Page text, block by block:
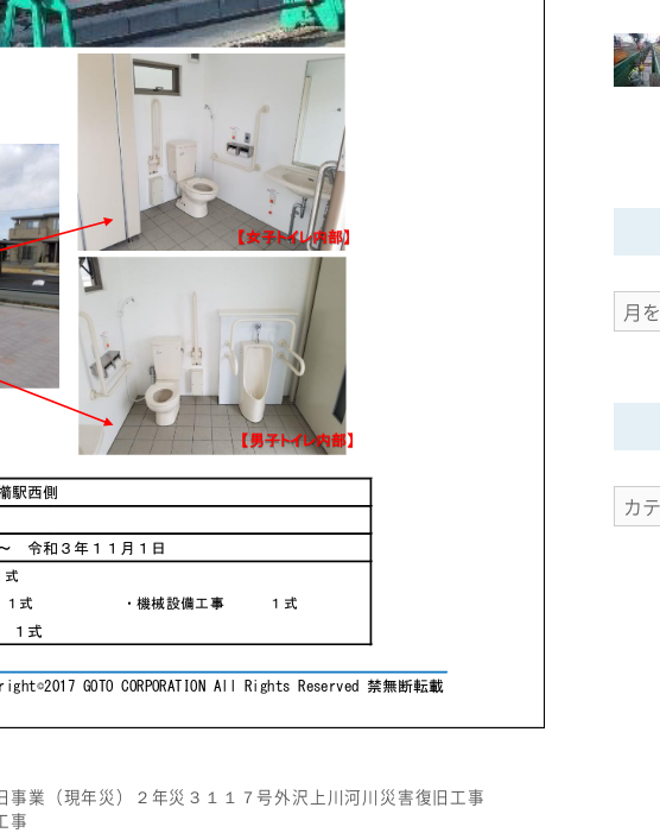
業（現年災）２年災３１１７号外沢上川河川災害復旧工事
事
ア
ー
イ
カ
テ